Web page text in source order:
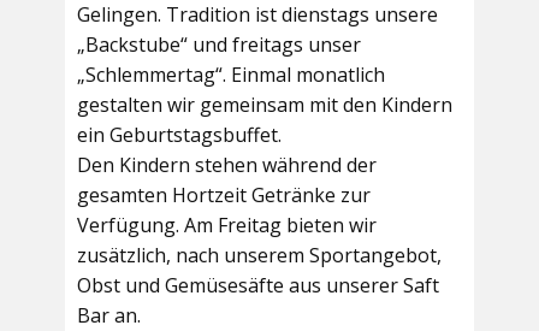
Gelingen. Tradition ist dienstags unsere
„Backstube“ und freitags unser
„Schlemmertag“. Einmal monatlich
gestalten wir gemeinsam mit den Kindern
ein Geburtstagsbuffet.
Den Kindern stehen während der
gesamten Hortzeit Getränke zur
Verfügung. Am Freitag bieten wir
zusätzlich, nach unserem Sportangebot,
Obst und Gemüsesäfte aus unserer Saft
Bar an.